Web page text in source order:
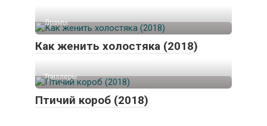
Драмы
Как женить холостяка (2018)
Триллеры
Птичий короб (2018)